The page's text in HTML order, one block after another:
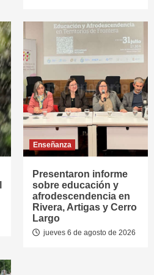
Enseñanza
Presentaron informe
sobre educación y
afrodescendencia en
Rivera, Artigas y Cerro
Largo
jueves 6 de agosto de 2026